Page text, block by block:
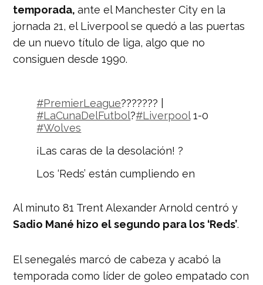
temporada,ante el Manchester City en la
jornada 21, el Liverpool se quedó a las puertas
de un nuevo título de liga, algo que no
consiguen desde 1990.
#PremierLeague??????? |
#LaCunaDelFutbol?#Liverpool1-0
#Wolves
¡Las caras de la desolación! ?
Los ‘Reds’ están cumpliendo en
pic.twitter.com/Hwh2r8LUUE
— Nación Deportes
2019
Al minuto 81 Trent Alexander Arnold centró y
Sadio Mané hizo el segundo para los ‘Reds’.
El senegalés marcó de cabeza y acabó la
temporada como líder de goleo empatado con